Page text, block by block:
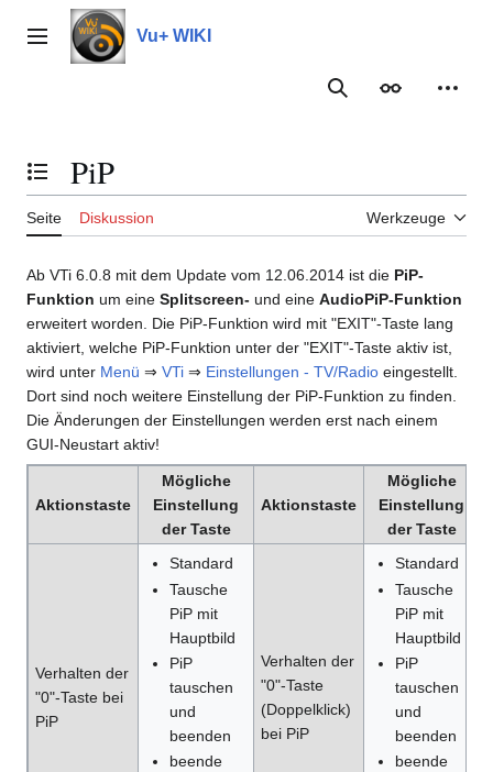
Inhalt
springenHauptmenü Vu+ WIKI
Suche
Inhaltsverzeichnis umschalten
PiP
Seite Diskussion Werkzeuge
Ab VTi 6.0.8 mit dem Update vom 12.06.2014 ist die PiP-
Funktion um eine Splitscreen- und eine AudioPiP-Funktion
erweitert worden. Die PiP-Funktion wird mit "EXIT"-Taste lang
aktiviert, welche PiP-Funktion unter der "EXIT"-Taste aktiv ist,
wird unter Menü ⇒ VTi ⇒ Einstellungen - TV/Radio eingestellt.
Dort sind noch weitere Einstellung der PiP-Funktion zu finden.
Die Änderungen der Einstellungen werden erst nach einem
GUI-Neustart aktiv!
Aktionstaste
Mögliche
Einstellung
der Taste
Aktionstaste
Mögliche
Einstellung
der Taste
Verhalten der
"0"-Taste bei
PiP
Standard
Tausche
PiP mit
Hauptbild
PiP
tauschen
und
beenden
beende
Verhalten der
"0"-Taste
(Doppelklick)
bei PiP
Standard
Tausche
PiP mit
Hauptbild
PiP
tauschen
und
beenden
beende